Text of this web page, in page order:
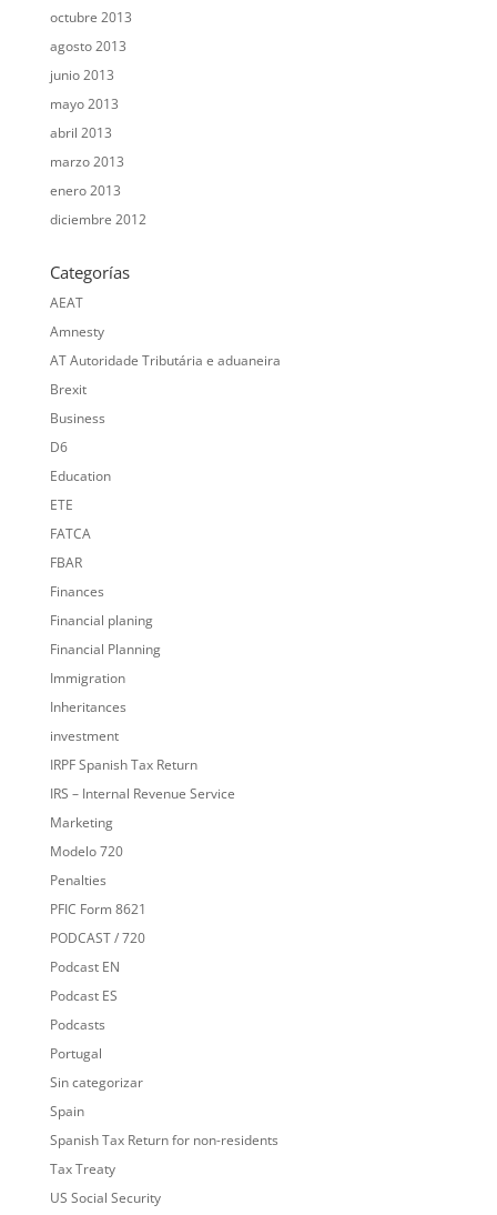
octubre 2013
agosto 2013
junio 2013
mayo 2013
abril 2013
marzo 2013
enero 2013
diciembre 2012
Categorías
AEAT
Amnesty
AT Autoridade Tributária e aduaneira
Brexit
Business
D6
Education
ETE
FATCA
FBAR
Finances
Financial planing
Financial Planning
Immigration
Inheritances
investment
IRPF Spanish Tax Return
IRS – Internal Revenue Service
Marketing
Modelo 720
Penalties
PFIC Form 8621
PODCAST / 720
Podcast EN
Podcast ES
Podcasts
Portugal
Sin categorizar
Spain
Spanish Tax Return for non-residents
Tax Treaty
US Social Security